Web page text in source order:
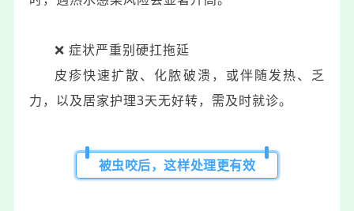
❌️ 症状严重别硬扛拖延
皮疹快速扩散、化脓破溃，或伴随发热、乏
力，以及居家护理3天无好转，需及时就诊。
被虫咬后，这样处理更有效